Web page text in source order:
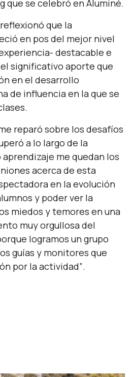
que se celebró en Aluminé.
que la
en pos del mejor nivel
destacable e
el significativo aporte que
en el desarrollo
de influencia en la que se
reparó sobre los desafíos
a lo largo de la
aprendizaje me quedan los
acerca de esta
en la evolución
y poder ver la
miedos y temores en una
muy orgullosa del
logramos un grupo
guías y monitores que
por la actividad”.